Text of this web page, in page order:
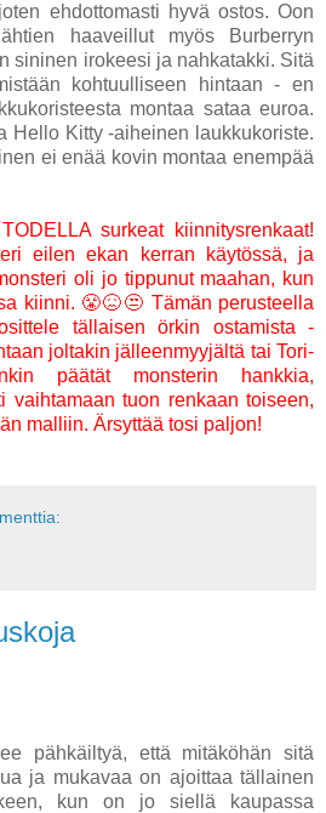
ehdottomasti hyvä ostos. Oon
haaveillut myös Burberryn
sininen irokeesi ja nahkatakki. Sitä
kohtuulliseen hintaan - en
montaa sataa euroa.
Hello Kitty -aiheinen laukkukoriste.
ei enää kovin montaa enempää
surkeat kiinnitysrenkaat!
eilen ekan kerran käytössä, ja
oli jo tippunut maahan, kun
kiinni. 😤😖😒 Tämän perusteella
tällaisen örkin ostamista -
joltakin jälleenmyyjältä tai Tori-
päätät monsterin hankkia,
vaihtamaan tuon renkaan toiseen,
malliin. Ärsyttää tosi paljon!
pähkäiltyä, että mitäköhän sitä
ja mukavaa on ajoittaa tällainen
kun on jo siellä kaupassa